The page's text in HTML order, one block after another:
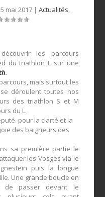
mai 2017 | Actualités
les parcours
du triathlon L sur une
.
mais surtout les
déroulent toutes nos
des triathlon S et M
du L.
pour la clarté et la
des baigneurs des
sa première partie le
les Vosges via le
puis la longue
Une grande boucle en
de passer devant le